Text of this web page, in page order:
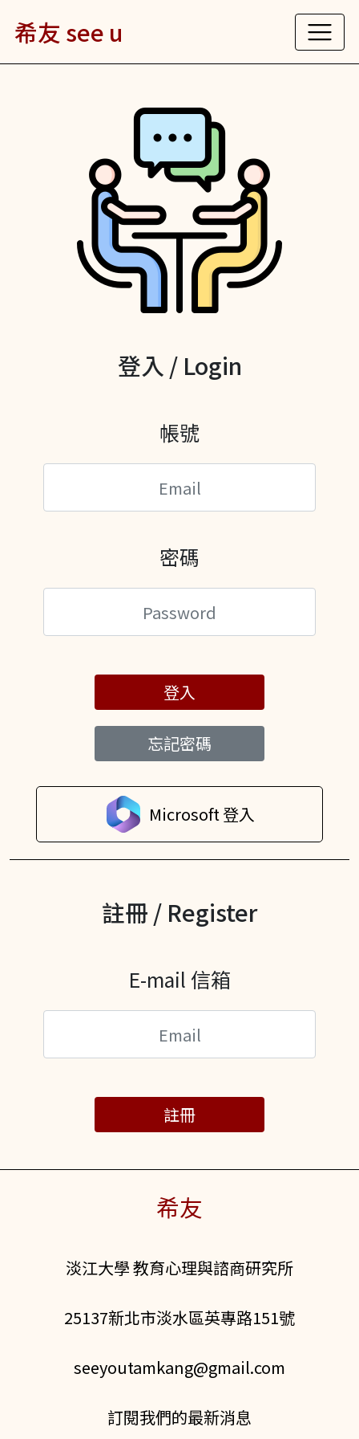
希友 see u
登入 / Login
帳號
密碼
忘記密碼
登入
Microsoft 登入
註冊 / Register
E-mail 信箱
註冊
希友
淡江大學 教育心理與諮商研究所
25137新北市淡水區英專路151號
seeyoutamkang@gmail.com
訂閱我們的最新消息